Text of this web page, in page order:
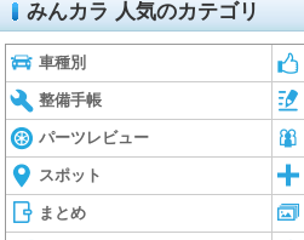
みんカラ 人気のカテゴリ
車種別
整備手帳
パーツレビュー
スポット
まとめ